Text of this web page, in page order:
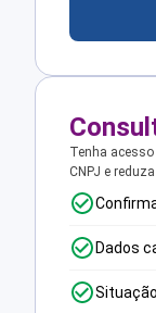
Tenha
CNPJ e
Dados